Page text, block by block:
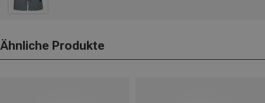
Ähnliche Produkte